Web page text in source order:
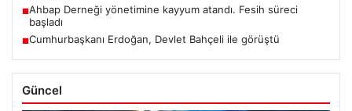
■Ahbap Derneği yönetimine kayyum atandı. Fesih süreci
başladı
■Cumhurbaşkanı Erdoğan, Devlet Bahçeli ile görüştü
Güncel